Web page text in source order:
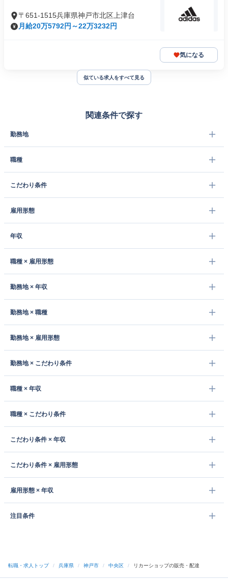
〒651-1515兵庫県神戸市北区上津台
月給20万5792円～22万3232円
気になる
似ている求人をすべて見る
関連条件で探す
勤務地
職種
こだわり条件
雇用形態
年収
職種 × 雇用形態
勤務地 × 年収
勤務地 × 職種
勤務地 × 雇用形態
勤務地 × こだわり条件
職種 × 年収
職種 × こだわり条件
こだわり条件 × 年収
こだわり条件 × 雇用形態
雇用形態 × 年収
注目条件
転職・求人トップ / 兵庫県 / 神戸市 / 中央区 / リカーショップの販売・配達